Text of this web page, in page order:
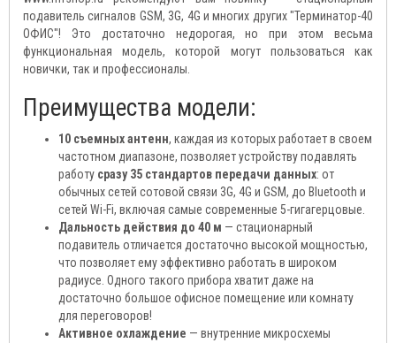
подавитель сигналов GSM, 3G, 4G и многих других "Терминатор-40
ОФИС"! Это достаточно недорогая, но при этом весьма
функциональная модель, которой могут пользоваться как
новички, так и профессионалы.
Преимущества модели:
10 съемных антенн, каждая из которых работает в своем
частотном диапазоне, позволяет устройству подавлять
работу сразу 35 стандартов передачи данных: от
обычных сетей сотовой связи 3G, 4G и GSM, до Bluetooth и
сетей Wi-Fi, включая самые современные 5-гигагерцовые.
Дальность действия до 40 м — стационарный
подавитель отличается достаточно высокой мощностью,
что позволяет ему эффективно работать в широком
радиусе. Одного такого прибора хватит даже на
достаточно большое офисное помещение или комнату
для переговоров!
Активное охлаждение — внутренние микросхемы